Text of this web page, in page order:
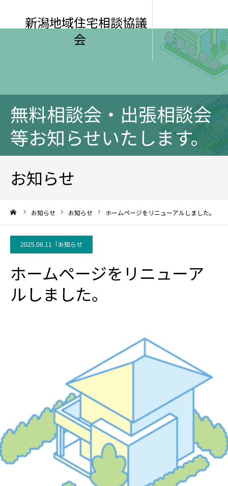
新潟地域住宅相談協議
会
無料相談会・出張相談会
等お知らせいたします。
お知らせ
お知らせ お知らせ ホームページをリニューアルしました。
2025.08.11 お知らせ
ホームページをリニューア
ルしました。